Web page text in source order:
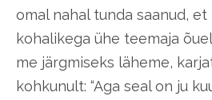
omal nahal tunda saanud, et
kohalikega ühe teemaja
me järgmiseks läheme,
kohkunult: “Aga seal on ju